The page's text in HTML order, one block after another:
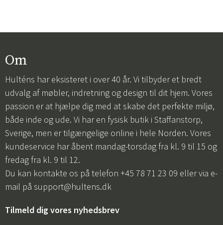
Om
Hulténs har eksisteret i over 40 år. Vi tilbyder et bredt
udvalg af møbler, indretning og design til dit hjem. Vores
passion er at hjælpe dig med at skabe det perfekte miljø,
både inde og ude. Vi har en fysisk butik i Staffanstorp,
Sverige, men er tilgængelige online i hele Norden. Vores
kundeservice har åbent mandag-torsdag fra kl. 9 til 15 og
fredag fra kl. 9 til 12.
Du kan kontakte os på telefon +45 78 71 23 09 eller via e-
mail på support@hultens.dk
Tilmeld dig vores nyhedsbrev